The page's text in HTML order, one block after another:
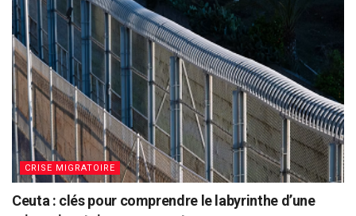
CRISE MIGRATOIRE
Ceuta : clés pour comprendre le labyrinthe d’une